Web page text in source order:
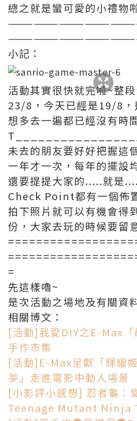
總之就是蠻可愛的小禮物
小記：
活動其實很快就完啦~整
23/8，今天已經是19/8，
想多去一遍都已經沒有時
未去的朋友要好好把握這
一年才一次，每年的擺設
還要提提大家的.....就是
Check Point都有一個佈
拍下照片就可以有機會得
份，大家去玩的時候要留
=
先這樣嚕~
是次活動之場地及有關資
相關博文：
[活動]我愛DIY之E-Max「
手作市集
[活動]E-Max呈獻「輝耀
夢」走進電影中動人場景
[小影評小感想] 忍者龜：
Teenage Mutant Ninja